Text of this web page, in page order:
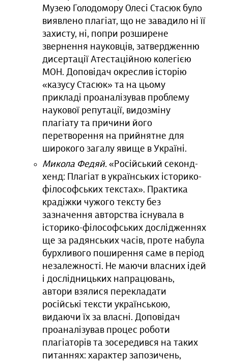
Музею Голодомору Олесі Стасюк було
виявлено плагіат, що не завадило ні її
захисту, ні, попри розширене
звернення науковців, затвердженню
дисертації Атестаційною колегією
МОН. Доповідач окреслив історію
«казусу Стасюк» та на цьому
прикладі проаналізував проблему
наукової репутації, видозміну
плагіату та причини його
перетворення на прийнятне для
широкого загалу явище в Україні.
Микола Федяй.«Російський секонд-
хенд: Плагіат в українських історико-
філософських текстах». Практика
крадіжки чужого тексту без
зазначення авторства існувала в
історико-філософських дослідженнях
ще за радянських часів, проте набула
бурхливого поширення саме в період
незалежності. Не маючи власних ідей
і дослідницьких напрацювань,
автори взялися перекладати
російські тексти українською,
видаючи їх за власні. Доповідач
проаналізував процес роботи
плагіаторів та зосередився на таких
питаннях: характер запозичень,